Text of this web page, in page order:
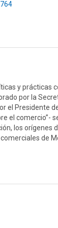
y prácticas
por la
el Presidente
el
los orígenes
de